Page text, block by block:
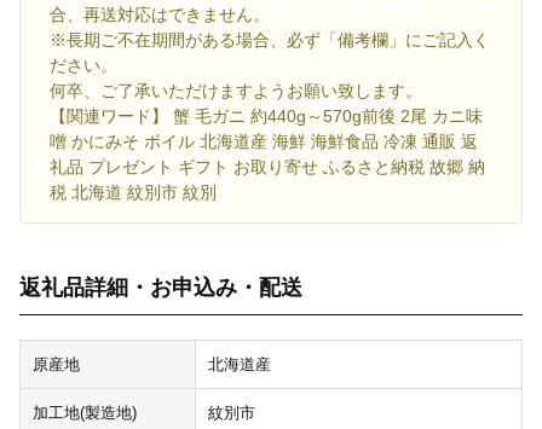
合、再送対応はできません。
※長期ご不在期間がある場合、必ず「備考欄」にご記入く
ださい。
何卒、ご了承いただけますようお願い致します。
【関連ワード】 蟹 毛ガニ 約440g～570g前後 2尾 カニ味
噌 かにみそ ボイル 北海道産 海鮮 海鮮食品 冷凍 通販 返
礼品 プレゼント ギフト お取り寄せ ふるさと納税 故郷 納
税 北海道 紋別市 紋別
返礼品詳細・お申込み・配送
原産地 北海道産
加工地(製造地) 紋別市